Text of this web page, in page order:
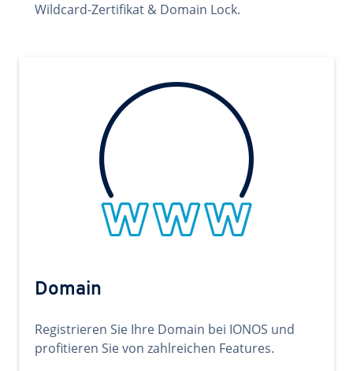
Wildcard-Zertifikat & Domain Lock.
Domain
Registrieren Sie Ihre Domain bei IONOS und
profitieren Sie von zahlreichen Features.